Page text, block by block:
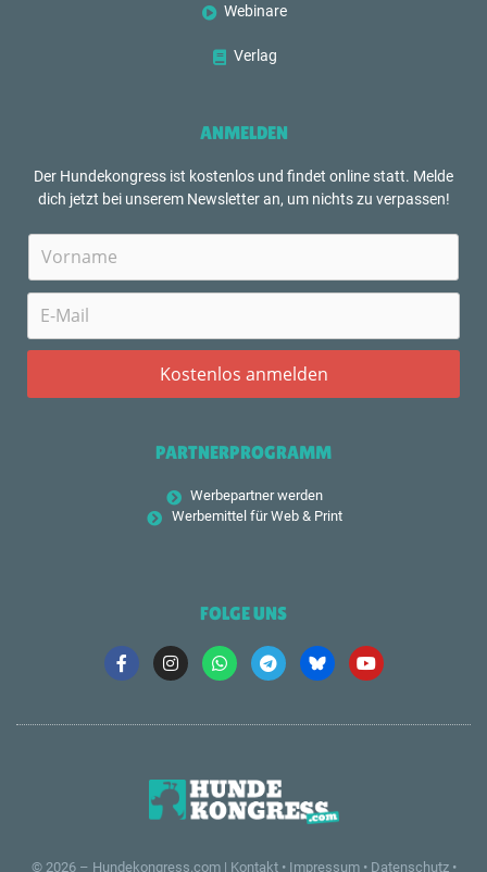
Webinare
Verlag
ANMELDEN
Der Hundekongress ist kostenlos und findet online statt. Melde
dich jetzt bei unserem Newsletter an, um nichts zu verpassen!
PARTNERPROGRAMM
Werbepartner werden
Werbemittel für Web & Print
FOLGE UNS
© 2026 – Hundekongress.com| Kontakt• Impressum• Datenschutz•